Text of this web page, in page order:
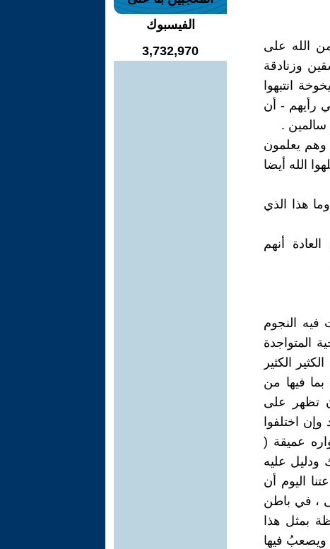
الله على
وزنادقة
انتبهوا
رأيهم - أن
سالمين .
وهم يعلمون
الله أيضا
هذا الذي
أنهم
وانبثقت فيه النجوم
المتواجدة
الكثير
فيها من
تظهر على
اختلفوا
عميقة (
ودليل عليه
اليوم أن
، في باطن
بمثل هذا
ويصعبُ فيها
الفيسبوك
3,732,970